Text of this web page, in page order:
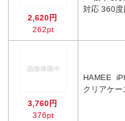
2,620円
262pt
対応 360度
3,760円
376pt
HAMEE
クリアケー